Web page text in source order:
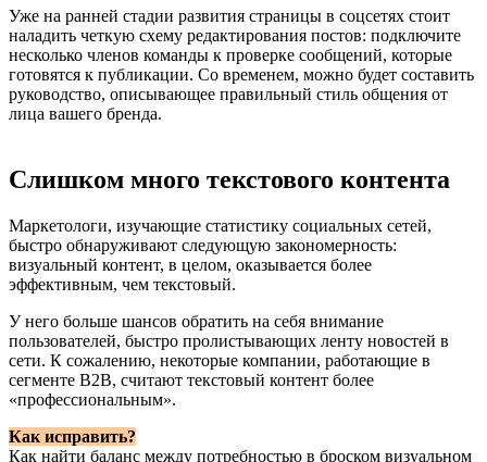
Уже на ранней стадии развития страницы в соцсетях стоит
наладить четкую схему редактирования постов: подключите
несколько членов команды к проверке сообщений, которые
готовятся к публикации. Со временем, можно будет составить
руководство, описывающее правильный стиль общения от
лица вашего бренда.
Слишком много текстового контента
Маркетологи, изучающие статистику социальных сетей,
быстро обнаруживают следующую закономерность:
визуальный контент, в целом, оказывается более
эффективным, чем текстовый.
У него больше шансов обратить на себя внимание
пользователей, быстро пролистывающих ленту новостей в
сети. К сожалению, некоторые компании, работающие в
сегменте B2B, считают текстовый контент более
«профессиональным».
Как исправить?
Как найти баланс между потребностью в броском визуальном